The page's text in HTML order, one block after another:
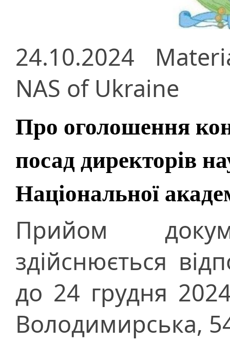
24.10.2024
NAS of Ukraine
Про оголошення
посад директорів
Національної
Прийом
здійснюється
до 24 грудня
Володимирська,